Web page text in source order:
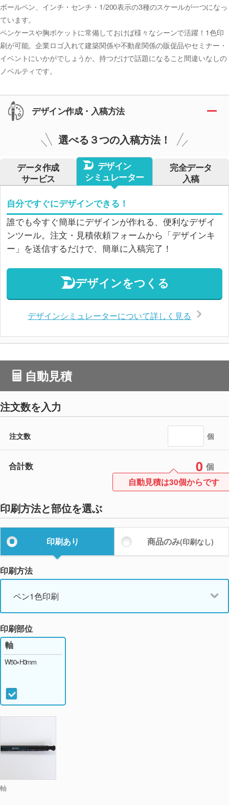
ボールペン、インチ・センチ・1/200表示の3種のスケールが一つになっ
ています。
ペンケースや胸ポケットに常備しておけば様々なシーンで活躍！1色印
刷が可能。企業ロゴ入れて建築関係や不動産関係の販促品やセミナー・
イベントにいかがでしょうか。持つだけで話題になること間違いなしの
ノベルティです。
デザイン作成・入稿方法
選べる３つの入稿方法！
データ作成
サービス
デザイン
シミュレーター
完全データ
入稿
自分ですぐにデザインできる！
誰でも今すぐ簡単にデザインが作れる、便利なデザイ
ンツール。注文・見積依頼フォームから「デザインキ
ー」を送信するだけで、簡単に入稿完了！
デザインをつくる
デザインシミュレーターについて詳しく見る
自動見積
注文数を入力
注文数 個
合計数 0 個
自動見積は30個からです
印刷方法と部位を選ぶ
印刷あり 商品のみ(印刷なし)
印刷方法
ペン1色印刷
印刷部位
軸
軸
W50×H3mm